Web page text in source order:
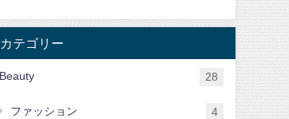
カテゴリー
Beauty 28
ファッション 4